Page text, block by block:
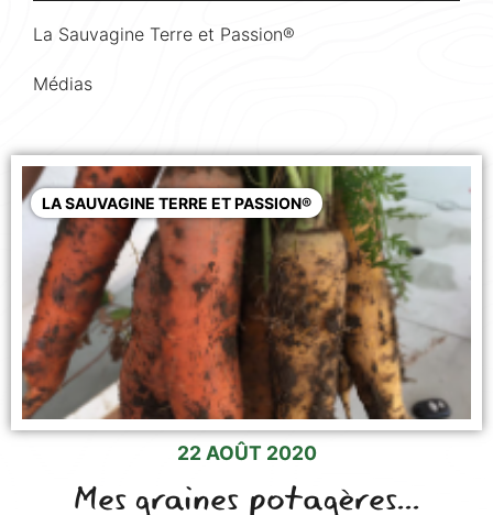
La Sauvagine Terre et Passion®
Médias
LA SAUVAGINE TERRE ET PASSION®
22 AOÛT 2020
Mes graines potagères...